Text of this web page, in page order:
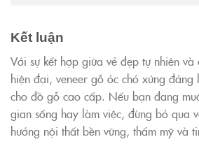
Kết luận
Với sự kết hợp giữa vẻ đẹp tự nhiên và
hiện đại, veneer gỗ óc chó xứng
cho đồ gỗ cao cấp. Nếu bạn đang
gian sống hay làm việc, đừng bỏ qua
hướng nội thất bền vững, thẩm mỹ và